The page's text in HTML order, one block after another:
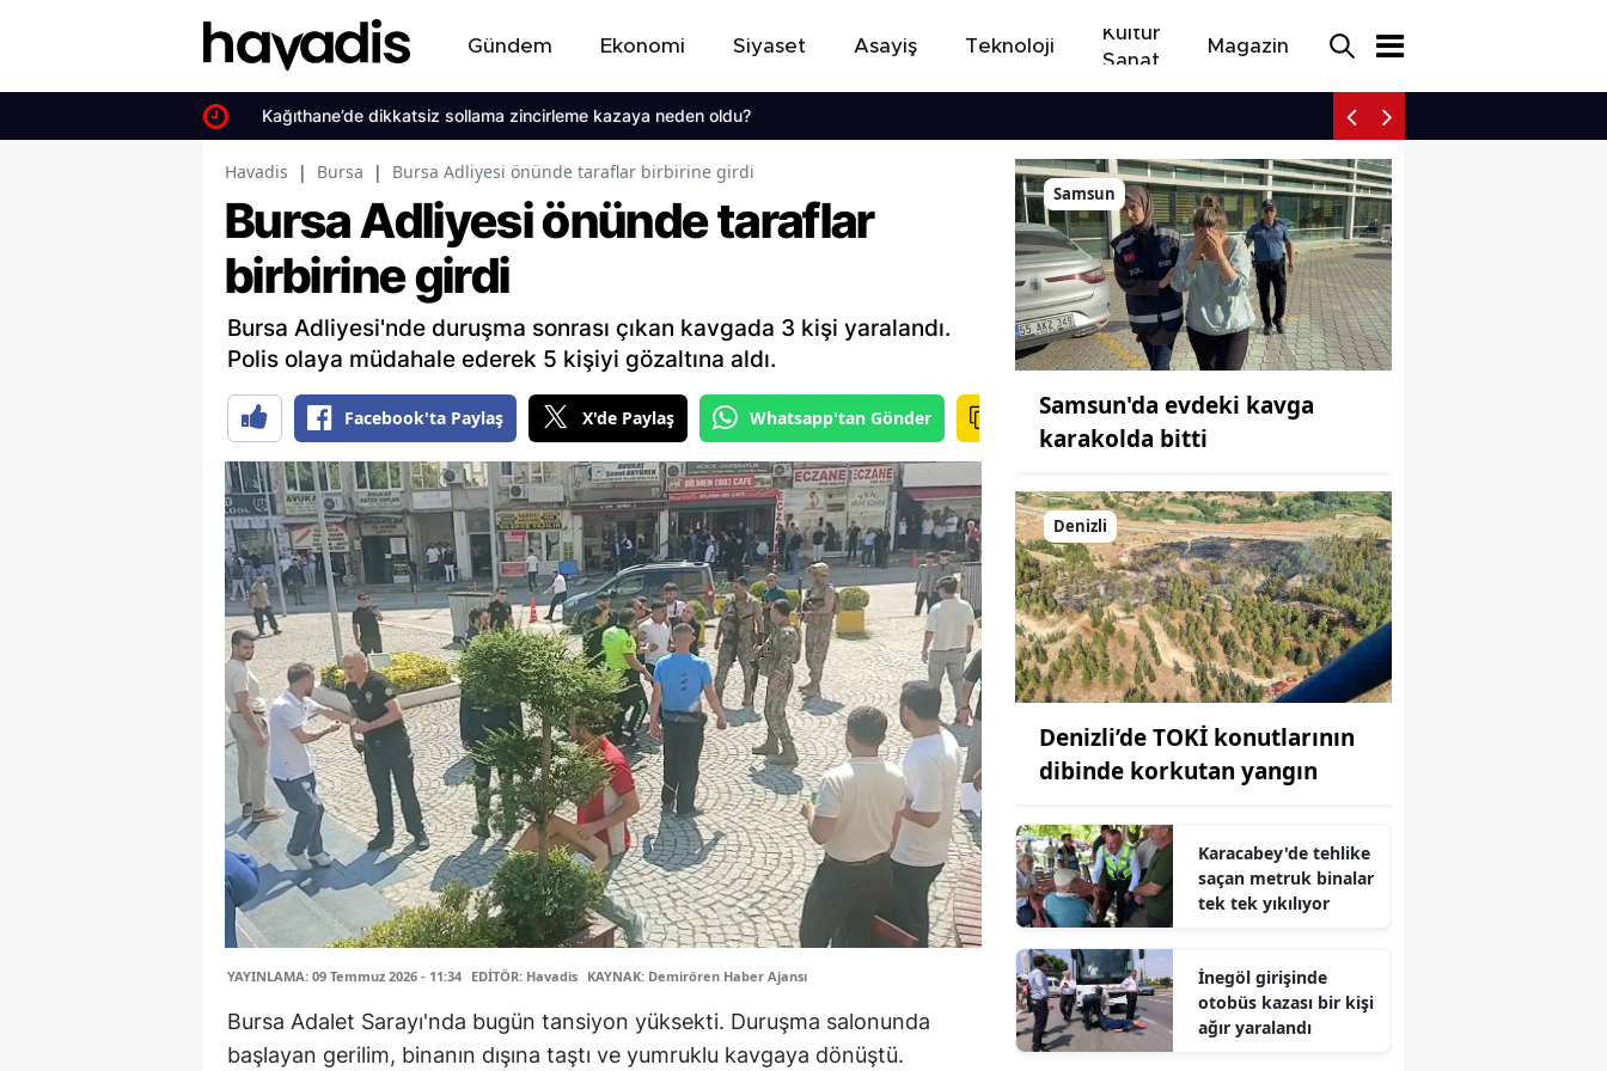
Gündem Ekonomi Siyaset Asayiş Teknoloji
Kültür
Sanat
Magazin
Kağıthane’de dikkatsiz sollama zincirleme kazaya neden oldu?
Havadis | Bursa | Bursa Adliyesi önünde taraflar birbirine girdi
Bursa Adliyesi önünde taraflar
birbirine girdi
Bursa Adliyesi'nde duruşma sonrası çıkan kavgada 3 kişi yaralandı.
Polis olaya müdahale ederek 5 kişiyi gözaltına aldı.
Facebook'ta Paylaş X'de Paylaş Whatsapp'tan Gönder
YAYINLAMA: 09 Temmuz 2026 - 11:34 EDİTÖR: Havadis KAYNAK: Demirören Haber Ajansı
Bursa Adalet Sarayı'nda bugün tansiyon yüksekti. Duruşma salonunda
başlayan gerilim, binanın dışına taştı ve yumruklu kavgaya dönüştü.
Samsun
Samsun'da evdeki kavga
karakolda bitti
Denizli
Denizli’de TOKİ konutlarının
dibinde korkutan yangın
Karacabey'de tehlike
saçan metruk binalar
tek tek yıkılıyor
İnegöl girişinde
otobüs kazası bir kişi
ağır yaralandı